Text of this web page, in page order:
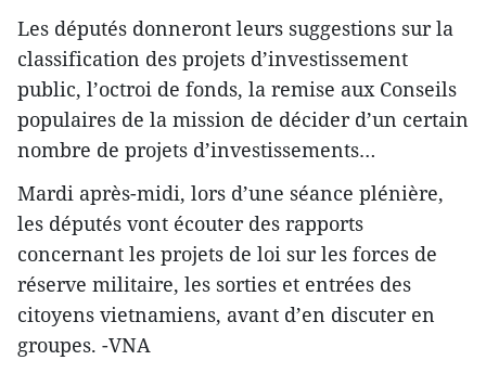
Les députés donneront leurs suggestions sur la
classification des projets d’investissement
public, l’octroi de fonds, la remise aux Conseils
populaires de la mission de décider d’un certain
nombre de projets d’investissements…
Mardi après-midi, lors d’une séance plénière,
les députés vont écouter des rapports
concernant les projets de loi sur les forces de
réserve militaire, les sorties et entrées des
citoyens vietnamiens, avant d’en discuter en
groupes. -VNA